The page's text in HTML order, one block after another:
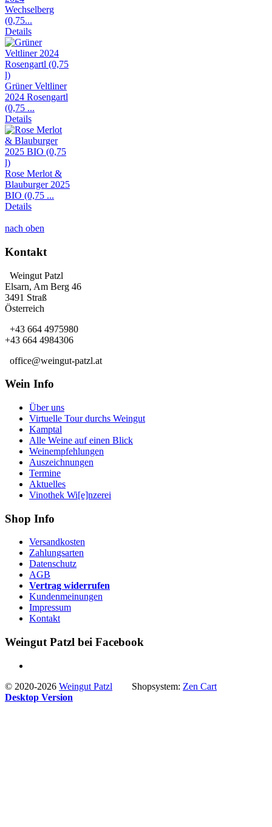
Wechselberg
(0,75...
Details
Grüner Veltliner
2024 Rosengartl
(0,75 ...
Details
Rose Merlot &
Blauburger 2025
BIO (0,75 ...
Details
nach oben
Kontakt
Weingut Patzl
Elsarn, Am Berg 46
3491 Straß
Österreich
+43 664 4975980
+43 664 4984306
office@weingut-patzl.at
Wein Info
Über uns
Virtuelle Tour durchs Weingut
Kamptal
Alle Weine auf einen Blick
Weinempfehlungen
Auszeichnungen
Termine
Aktuelles
Vinothek Wi[e]nzerei
Shop Info
Versandkosten
Zahlungsarten
Datenschutz
AGB
Vertrag widerrufen
Kundenmeinungen
Impressum
Kontakt
Weingut Patzl bei Facebook
© 2020-2026 Weingut Patzl Shopsystem: Zen Cart
Desktop Version